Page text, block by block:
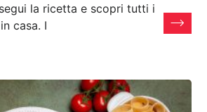
la ricetta e scopri tutti i
casa. I